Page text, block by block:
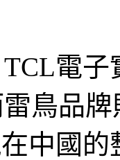
電
鳥品
中國